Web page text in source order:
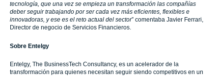
tecnología, que una vez se empieza un transformación las compañías
deber seguir trabajando por ser cada vez más eficientes, flexibles e
innovadoras, y ese es el reto actual del sector” comentaba Javier Ferrari,
Director de negocio de Servicios Financieros.
Sobre Entelgy
Entelgy, The BusinessTech Consultancy, es un acelerador de la
transformación para quienes necesitan seguir siendo competitivos en un